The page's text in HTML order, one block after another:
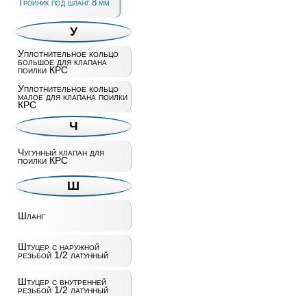
У
Уплотнительное кольцо
большое для клапана
поилки КРС
Уплотнительное кольцо
малое для клапана поилки
КРС
Ч
Чугунный клапан для
поилки КРС
Ш
Шланг
Штуцер с наружной
резьбой 1/2 латунный
Штуцер с внутренней
резьбой 1/2 латунный